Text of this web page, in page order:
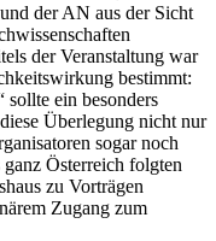
der AN aus der Sicht
der Veranstaltung war
bestimmt:
ein besonders
Überlegung nicht nur
sogar noch
Österreich folgten
zu Vorträgen
Zugang zum